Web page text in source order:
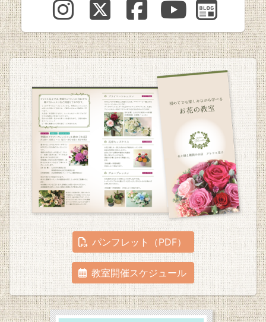
パンフレット（PDF）
教室開催スケジュール